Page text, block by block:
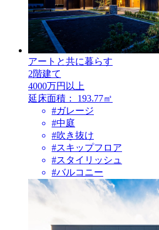
アートと共に暮らす
2階建て
4000万円以上
延床面積：
193.77㎡
#ガレージ
#中庭
#吹き抜け
#スキップフロア
#スタイリッシュ
#バルコニー